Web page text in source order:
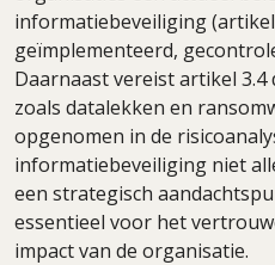
informatiebeveiliging
geïmplementeerd,
Daarnaast vereist artikel 3.4
zoals datalekken en
opgenomen in de
informatiebeveiliging niet
een strategisch
essentieel voor het
impact van de organisatie.